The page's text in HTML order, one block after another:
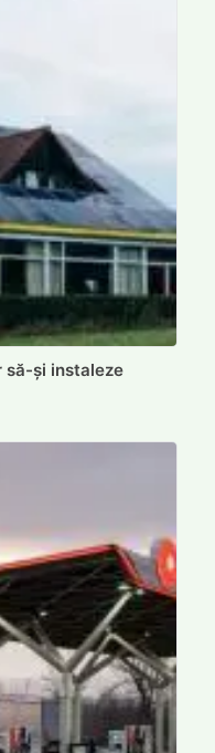
să-și instaleze